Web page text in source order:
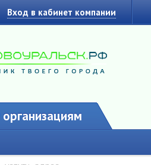
Вход в кабинет компании
организациям